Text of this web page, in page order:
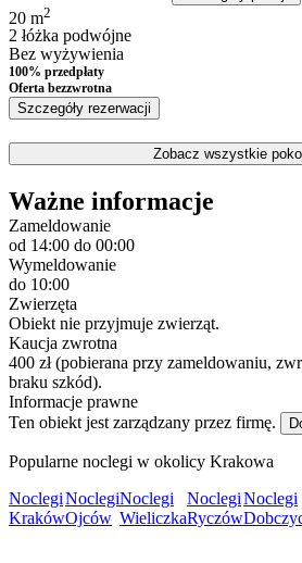
20 m2
2 łóżka podwójne
Bez wyżywienia
100% przedpłaty
Oferta bezzwrotna
Szczegóły rezerwacji
Zobacz wszystkie
Ważne informacje
Zameldowanie
od 14:00 do 00:00
Wymeldowanie
do 10:00
Zwierzęta
Obiekt nie przyjmuje zwierząt.
Kaucja zwrotna
400 zł (pobierana przy zameldowaniu,
braku szkód).
Informacje prawne
Ten obiekt jest zarządzany przez firmę.
Popularne noclegi w okolicy Krakowa
Noclegi
Kraków
Noclegi
Ojców
Noclegi
Wieliczka
Noclegi
Ryczów
Noclegi